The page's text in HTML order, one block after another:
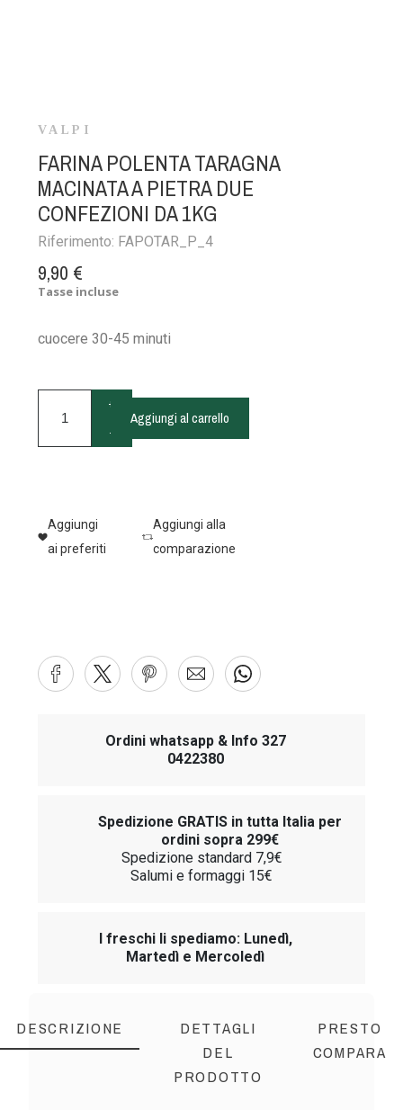
VALPI
FARINA POLENTA TARAGNA
MACINATA A PIETRA DUE
CONFEZIONI DA 1KG
Riferimento: FAPOTAR_P_4
9,90 €
Tasse incluse
cuocere 30-45 minuti
+
-
Aggiungi al carrello
Aggiungi
ai preferiti
Aggiungi alla
comparazione
Ordini whatsapp & Info 327
0422380
Spedizione GRATIS in tutta Italia per
ordini sopra 299€
Spedizione standard 7,9€
Salumi e formaggi 15€
I freschi li spediamo: Lunedì,
Martedì e Mercoledì
DESCRIZIONE
DETTAGLI
DEL
PRODOTTO
PRESTO
COMPARA